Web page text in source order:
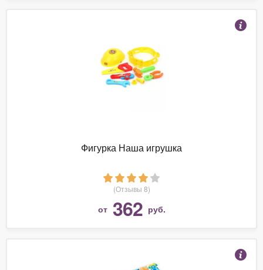
Фигурка Наша игрушка
(Отзывы 8)
от 362 руб.